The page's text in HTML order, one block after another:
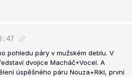
pohledu páry v mužském deblu. V
dvojice Macháč+Vocel. A
úspěšného páru Nouza+Rikl, první